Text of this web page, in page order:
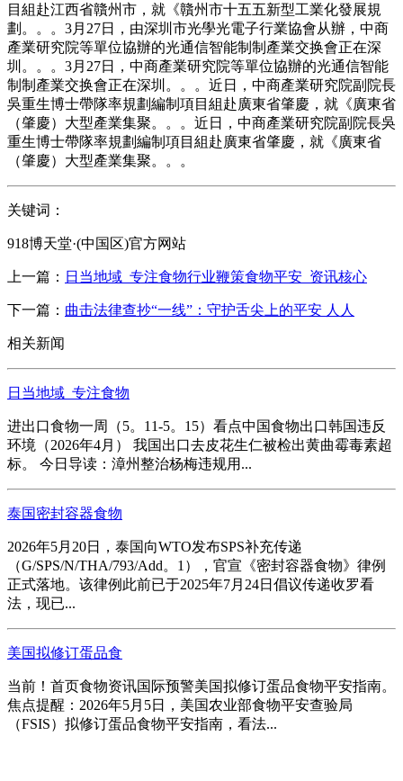
目組赴江西省贛州市，就《贛州市十五五新型工業化發展規
劃。。。3月27日，由深圳市光學光電子行業協會从辦，中商
產業研究院等單位協辦的光通信智能制制產業交换會正在深
圳。。。3月27日，中商產業研究院等單位協辦的光通信智能
制制產業交换會正在深圳。。。近日，中商產業研究院副院長
吳重生博士帶隊率規劃編制項目組赴廣東省肇慶，就《廣東省
（肇慶）大型產業集聚。。。近日，中商產業研究院副院長吳
重生博士帶隊率規劃編制項目組赴廣東省肇慶，就《廣東省
（肇慶）大型產業集聚。。。
关键词：
918博天堂·(中国区)官方网站
上一篇： 日当地域_专注食物行业鞭策食物平安_资讯核心
下一篇： 曲击法律查抄“一线”：守护舌尖上的平安 人人
相关新闻
日当地域_专注食物
进出口食物一周（5。11-5。15）看点中国食物出口韩国违反
环境（2026年4月） 我国出口去皮花生仁被检出黄曲霉毒素超
标。 今日导读：漳州整治杨梅违规用...
泰国密封容器食物
2026年5月20日，泰国向WTO发布SPS补充传递
（G/SPS/N/THA/793/Add。1），官宣《密封容器食物》律例
正式落地。该律例此前已于2025年7月24日倡议传递收罗看
法，现已...
美国拟修订蛋品食
当前！首页食物资讯国际预警美国拟修订蛋品食物平安指南。
焦点提醒：2026年5月5日，美国农业部食物平安查验局
（FSIS）拟修订蛋品食物平安指南，看法...